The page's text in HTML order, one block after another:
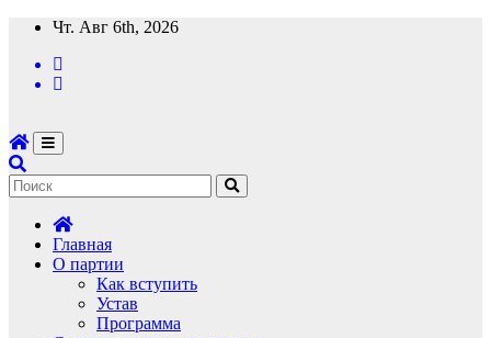
Перейти
содержимому
Чт. Авг 6th, 2026
Главная
О партии
Как вступить
Устав
Программа